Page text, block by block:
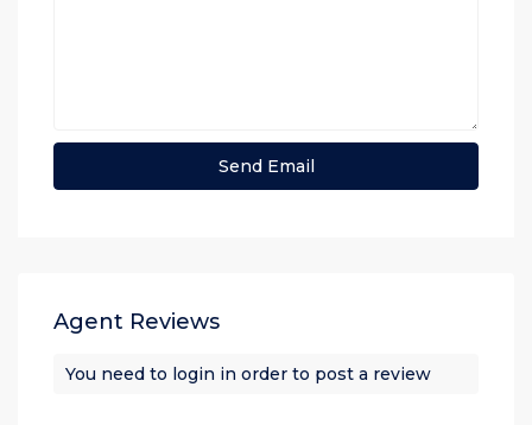
Agent Reviews
You need to login in order to post a review